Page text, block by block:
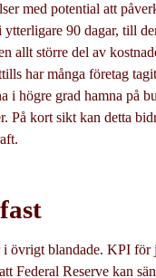
med potential att
90 dagar, till
allt större del av
har många företag
i högre grad hamna på
På kort sikt kan detta
övrigt blandade. KPI
Federal Reserve kan